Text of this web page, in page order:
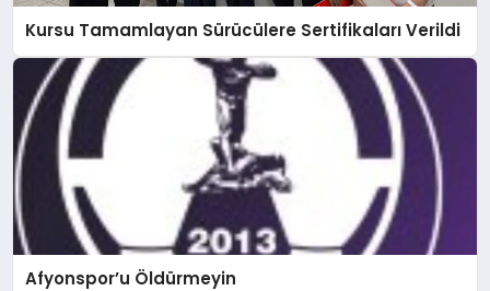
Kursu Tamamlayan Sürücülere Sertifikaları Verildi
Afyonspor’u Öldürmeyin